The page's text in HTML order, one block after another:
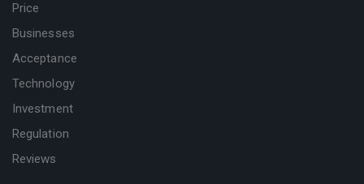
Price
Businesses
Acceptance
Technology
Investment
Regulation
Reviews